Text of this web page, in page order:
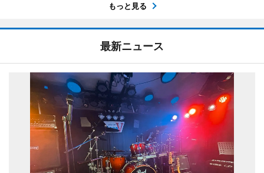
もっと見る
最新ニュース